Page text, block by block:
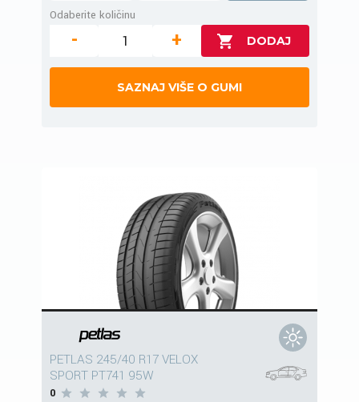
Odaberite količinu
- +
SAZNAJ VIŠE O GUMI
PETLAS 245/40 R17 VELOX
SPORT PT741 95W
0